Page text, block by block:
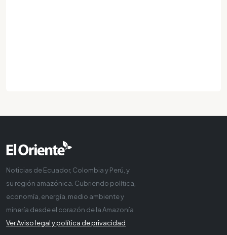
Noticias de Ecuador, Colombia y Perú, y
su región amazónica. Cubriendo política,
economía, energía, medio ambiente y
minería desde el corazón de la Amazonía
Ver Aviso legal y política de privacidad